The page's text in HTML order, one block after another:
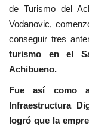
de Turismo del
Vodanovic,
conseguir tres
turismo en el
Achibueno.
Fue así como
Infraestructura
logró que la